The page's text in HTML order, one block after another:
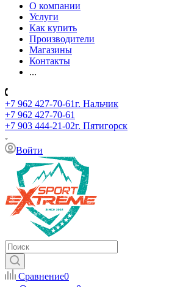
О компании
Услуги
Как купить
Производители
Магазины
Контакты
...
+7 962 427-70-61г. Нальчик
+7 962 427-70-61
+7 903 444-21-02г. Пятигорск
Войти
Сравнение0